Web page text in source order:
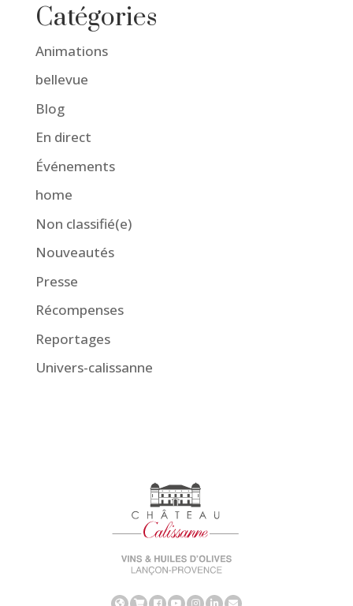
Catégories
Animations
bellevue
Blog
En direct
Événements
home
Non classifié(e)
Nouveautés
Presse
Récompenses
Reportages
Univers-calissanne